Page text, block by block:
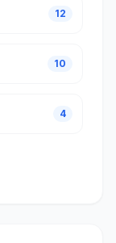
12
10
4